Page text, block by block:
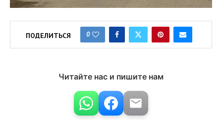
ПОДЕЛИТЬСЯ 0
Читайте нас и пишите нам